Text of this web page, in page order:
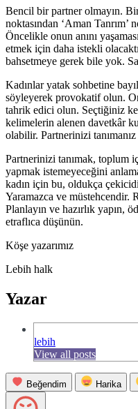
Bencil bir partner olmayın.
noktasından ‘Aman Tanrım’
Öncelikle onun anını
etmek için daha istekli
bahsetmeye gerek bile yok.
Kadınlar yatak sohbetine
söyleyerek provokatif olun.
tahrik edici olun. Seçtiğiniz
kelimelerin alenen davetkâr
olabilir. Partnerinizi
Partnerinizi tanımak, toplum
yapmak istemeyeceğini
kadın için bu, oldukça
Yaramazca ve müstehcendir.
Planlayın ve hazırlık yapın,
etraflıca düşünün.
Köşe yazarımız
Lebih halk
Yazar
lebih
View all posts
Beğendim Harika